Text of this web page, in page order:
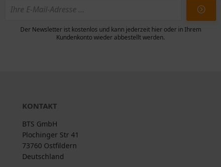
Der Newsletter ist kostenlos und kann jederzeit hier oder in Ihrem
Kundenkonto wieder abbestellt werden.
KONTAKT
BTS GmbH
Plochinger Str 41
73760 Ostfildern
Deutschland